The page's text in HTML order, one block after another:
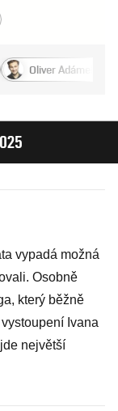
Oliver Adámek
vypadá možná
Osobně
který běžně
Ivana
největší